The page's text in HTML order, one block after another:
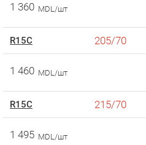
1 360 MDL/шт
R15C 205/70
1 460 MDL/шт
R15C 215/70
1 495 MDL/шт